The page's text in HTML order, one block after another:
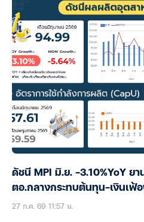
ดัชนี MPI มิ.ย. -3.10%YoY ย
ตอ.กลางกระทบต้นทุน-เงินเฟ้
27 ก.ค. 69 11:57 น.